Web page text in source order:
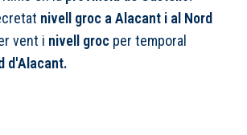
nivell groc a Alacant i al Nord
vent i nivell groc per temporal
d'Alacant.